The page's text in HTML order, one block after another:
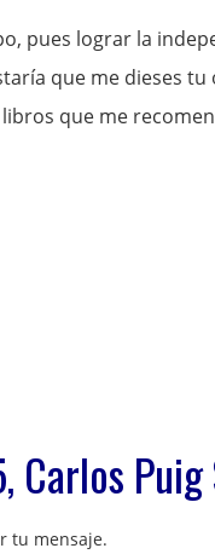
pues lograr la
que me dieses
que me
Carlos
tu mensaje.